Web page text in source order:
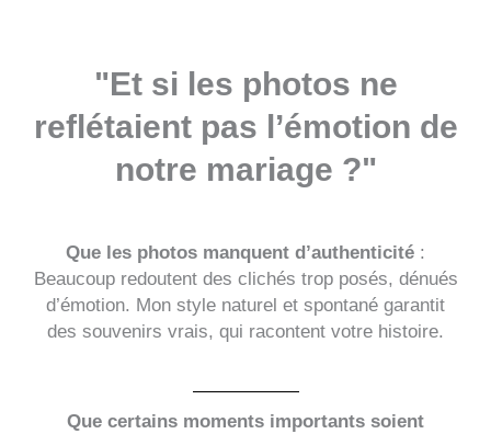
"Et si les photos ne
reflétaient pas l’émotion de
notre mariage ?"
Que les photos manquent d’authenticité :
Beaucoup redoutent des clichés trop posés, dénués
d’émotion. Mon style naturel et spontané garantit
des souvenirs vrais, qui racontent votre histoire.
Que certains moments importants soient